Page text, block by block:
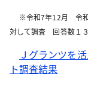
※令和7年12月 令和
対して調査 回答数１
Ｊグランツを
ト調査結果